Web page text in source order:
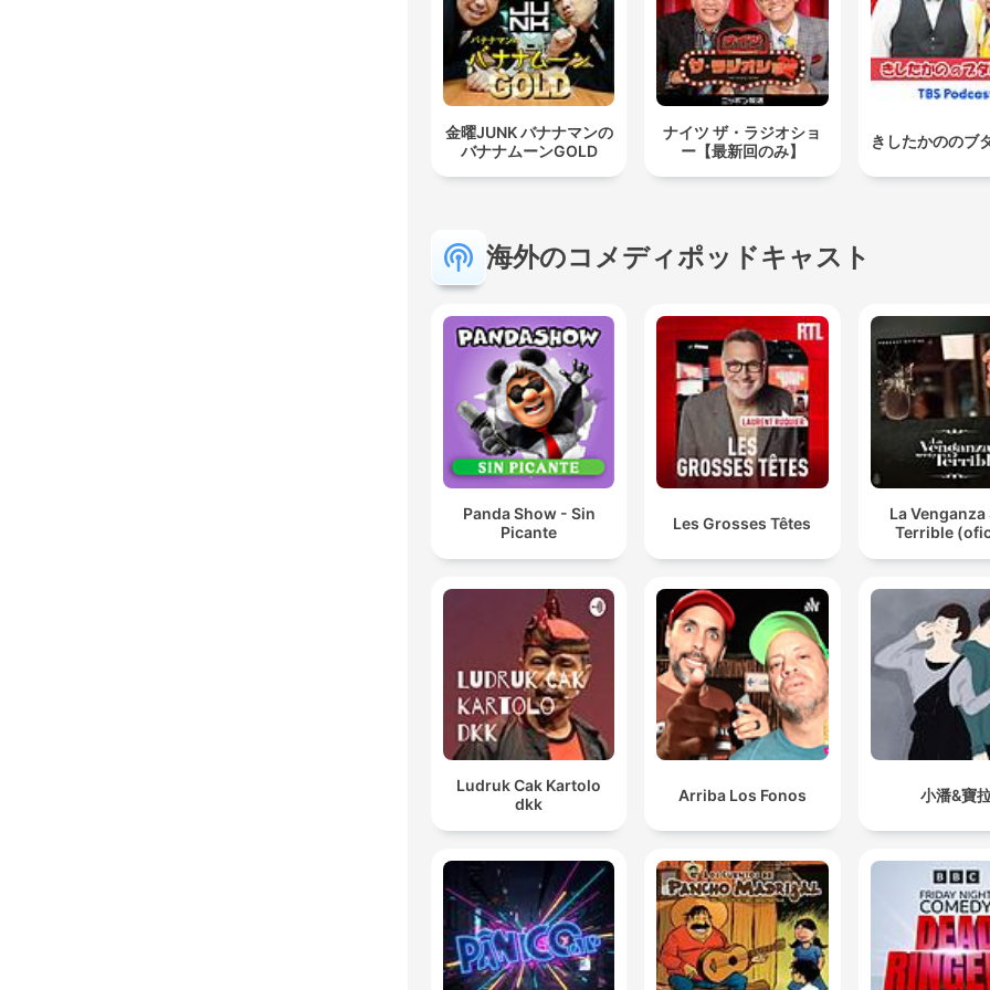
金曜JUNK バナナマンの
バナナムーンGOLD
ナイツ ザ・ラジオショ
ー【最新回のみ】
きしたかののブ
海外のコメディポッドキャスト
Panda Show - Sin
Picante
Les Grosses Têtes
La Venganza
Terrible
Ludruk Cak Kartolo
dkk
Arriba Los Fonos 小潘&寶